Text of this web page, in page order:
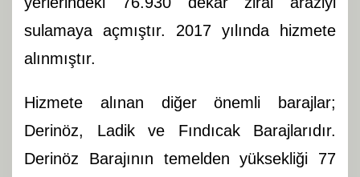
sulamaya açmıştır. 2017 yılında hizmete
alınmıştır.
Hizmete alınan diğer önemli barajlar;
Derinöz, Ladik ve Fındıcak Barajlarıdır.
Derinöz Barajının temelden yüksekliği 77